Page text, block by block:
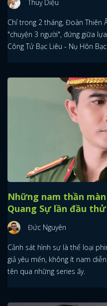
Thuỵ Diệu
Chỉ trong 2 tháng, Đoàn Thiên
"chuyện 3 người", đứng giữa
Công Tử Bạc Liêu - Nụ Hôn Bạc
Những nam thần
Quang Sự lần đầu
Đức Nguyên
Cảnh sát hình sự là thể loại
giả yêu mến, không ít nam
tên qua những series ấy.